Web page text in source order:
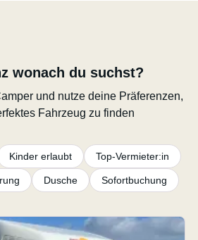
wonach du suchst?
und nutze deine Präferenzen,
Fahrzeug zu finden
Kinder erlaubt Top-Vermieter:in
Dusche Sofortbuchung